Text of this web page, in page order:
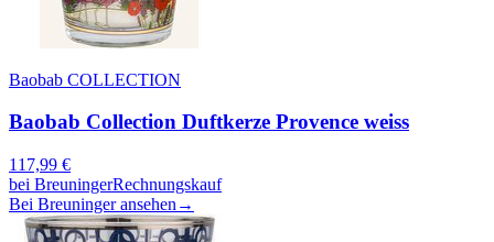
Baobab COLLECTION
Baobab Collection Duftkerze Provence weiss
117,99 €
bei BreuningerRechnungskauf
Bei Breuninger ansehen →